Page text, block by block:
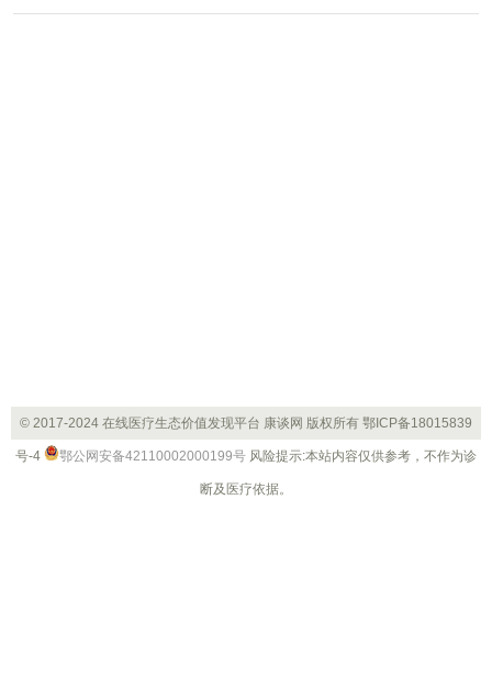
© 2017-2024 在线医疗生态价值发现平台 康谈网 版权所有 鄂ICP备18015839
号-4 鄂公网安备42110002000199号 风险提示:本站内容仅供参考，不作为诊
断及医疗依据。